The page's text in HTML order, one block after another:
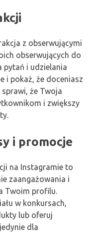
z obserwującymi
obserwujących do
pytań i udzielania
i pokaż, że doceniasz
że Twoja
i zwiększy
i promocje
na Instagramie to
zaangażowania i
Twoim profilu.
w konkursach,
lub oferuj
dla